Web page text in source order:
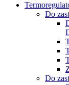
Do
Do